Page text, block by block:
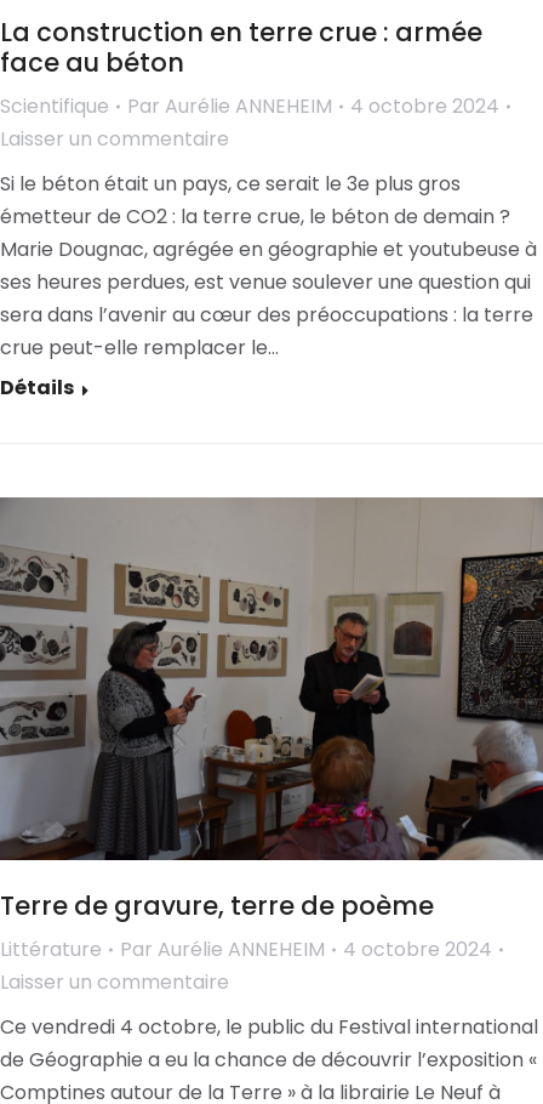
La construction en terre crue : armée
face au béton
Scientifique Par Aurélie ANNEHEIM
4 octobre 2024
Laisser un commentaire
Si le béton était un pays, ce serait le 3e plus gros
émetteur de CO2 : la terre crue, le béton de demain ?
Marie Dougnac, agrégée en géographie et youtubeuse à
ses heures perdues, est venue soulever une question qui
sera dans l’avenir au cœur des préoccupations : la terre
crue peut-elle remplacer le…
Détails
Terre de gravure, terre de poème
Littérature Par Aurélie ANNEHEIM
4 octobre 2024
Laisser un commentaire
Ce vendredi 4 octobre, le public du Festival international
de Géographie a eu la chance de découvrir l’exposition «
Comptines autour de la Terre » à la librairie Le Neuf à